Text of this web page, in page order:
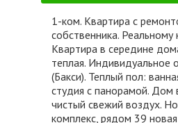
1-ком. Квартира с
собственника. Реальному
Квартира в середине
теплая. Индивидуальное
(Бакси). Теплый пол:
студия с панорамой. Дом
чистый свежий воздух.
комплекс, рядом 39